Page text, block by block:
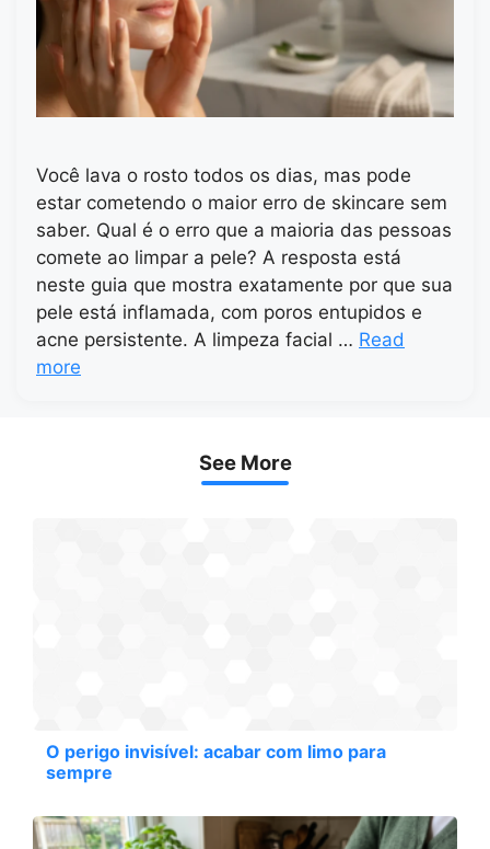
Você lava o rosto todos os dias, mas pode
estar cometendo o maior erro de skincare sem
saber. Qual é o erro que a maioria das pessoas
comete ao limpar a pele? A resposta está
neste guia que mostra exatamente por que sua
pele está inflamada, com poros entupidos e
acne persistente. A limpeza facial … Read
more
See More
O perigo invisível: acabar com limo para
sempre